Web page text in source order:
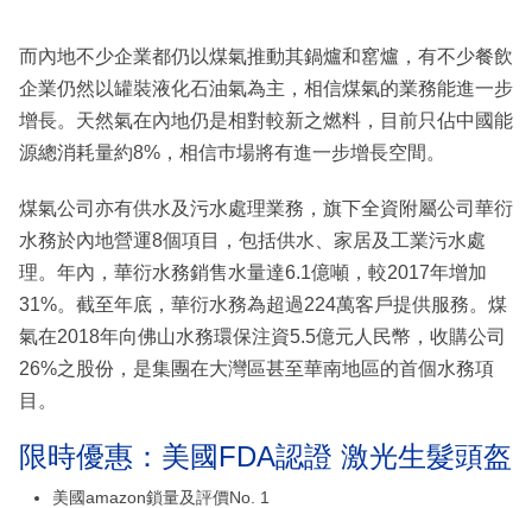
而內地不少企業都仍以煤氣推動其鍋爐和窰爐，有不少餐飲
企業仍然以罐裝液化石油氣為主，相信煤氣的業務能進一步
增長。天然氣在內地仍是相對較新之燃料，目前只佔中國能
源總消耗量約8%，相信巿場將有進一步增長空間。
煤氣公司亦有供水及污水處理業務，旗下全資附屬公司華衍
水務於內地營運8個項目，包括供水、家居及工業污水處
理。年內，華衍水務銷售水量達6.1億噸，較2017年增加
31%。截至年底，華衍水務為超過224萬客戶提供服務。煤
氣在2018年向佛山水務環保注資5.5億元人民幣，收購公司
26%之股份，是集團在大灣區甚至華南地區的首個水務項
目。
限時優惠：美國FDA認證 激光生髮頭盔
美國amazon鎖量及評價No. 1